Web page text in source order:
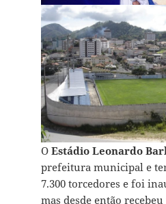
O Estádio Leonardo
prefeitura municipal e
7.300 torcedores e foi
mas desde então